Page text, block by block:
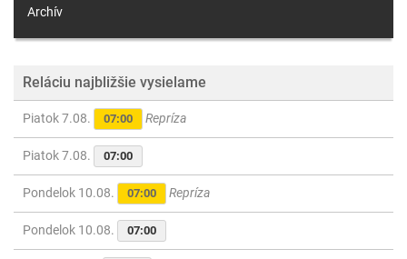
Archív
Reláciu najbližšie vysielame
Piatok 7.08. 07:00 Repríza
Piatok 7.08. 07:00
Pondelok 10.08. 07:00 Repríza
Pondelok 10.08. 07:00